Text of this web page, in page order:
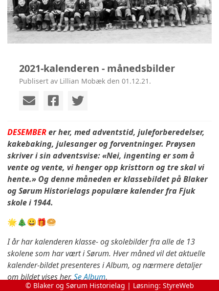
2021-kalenderen - månedsbilder
Publisert av Lillian Mobæk den 01.12.21.
DESEMBERer her, med adventstid, juleforberedelser,
kakebaking, julesanger og forventninger. Prøysen
skriver i sin adventsvise: «Nei, ingenting er som å
vente og vente, vi henger opp kristtorn og tre skal vi
hente.» Og denne måneden er klassebildet på Blaker
og Sørum Historielags populære kalender fra Fjuk
skole i 1944.
🌟🎄😀🎁🥯
I år har kalenderen klasse- og skolebilder fra alle de 13
skolene som har vært i Sørum. Hver måned vil det aktuelle
kalender-bildet presenteres i Album, og nærmere detaljer
om bildet vises her. Se Album.
© Blaker og Sørum Historielag | Løsning: StyreWeb